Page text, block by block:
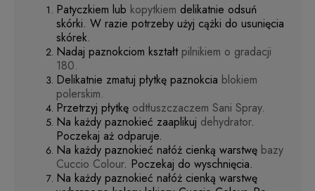
Patyczkiem lub kopytkiem delikatnie odsuń
skórki. W razie potrzeby użyj cążki do usunięcia
skórek.
Nadaj paznokciom kształt pilnikiem o gradacji
180.
Delikatnie zmatuj płytkę paznokcia blokiem
polerskim.
Przetrzyj płytkę odtłuszczaczem Sani Spray.
Na każdy paznokieć zaaplikuj dehydrator.
Poczekaj aż odparuje.
Na każdy paznokieć nałóż cienką warstwę bazy
Cuccio Colour. Poczekaj do wyschnięcia.
Na każdy paznokieć nałóż cienką warstwę